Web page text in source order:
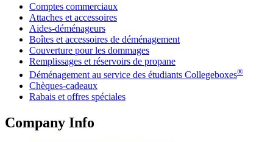
Comptes commerciaux
Attaches et accessoires
Aides-déménageurs
Boîtes et accessoires de déménagement
Couverture pour les dommages
Remplissages et réservoirs de propane
Déménagement au service des étudiants Collegeboxes®
Chèques-cadeaux
Rabais et offres spéciales
Company Info